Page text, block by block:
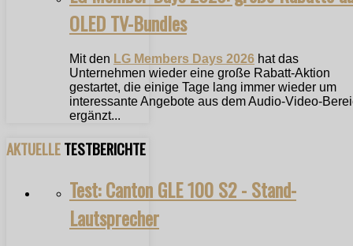
OLED TV-Bundles
Mit den LG Members Days 2026 hat das
Unternehmen wieder eine große Rabatt-Aktion
gestartet, die einige Tage lang immer wieder um
interessante Angebote aus dem Audio-Video-
ergänzt...
AKTUELLETESTBERICHTE
Test: Canton GLE 100 S2 - Stand-
Lautsprecher